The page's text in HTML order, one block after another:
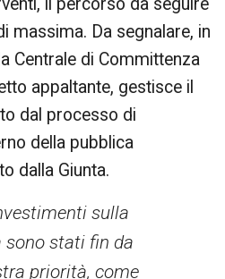
massima. Da segnalare, in
Centrale di Committenza
appaltante, gestisce il
dal processo di
della pubblica
dalla Giunta.
sulla
stati fin da
priorità, come